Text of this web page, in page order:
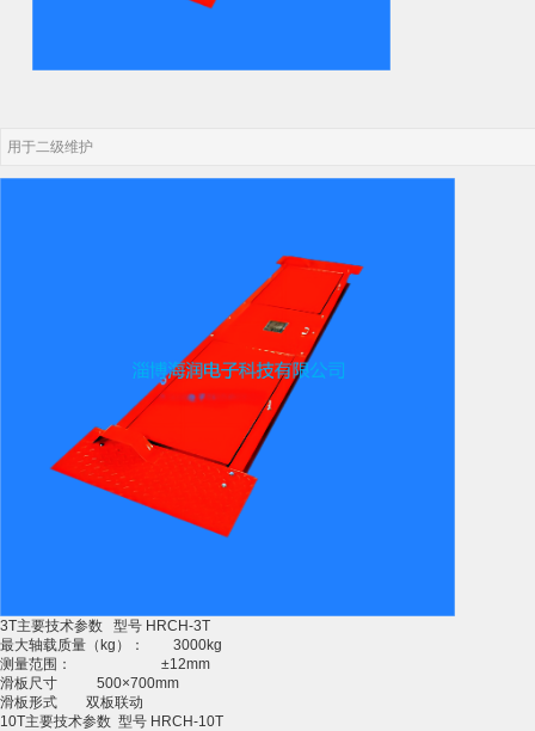
用于二级维护
3T主要技术参数 型号 HRCH-3T
最大轴载质量（kg）： 3000kg
测量范围： ±12mm
滑板尺寸 500×700mm
滑板形式 双板联动
10T主要技术参数 型号 HRCH-10T